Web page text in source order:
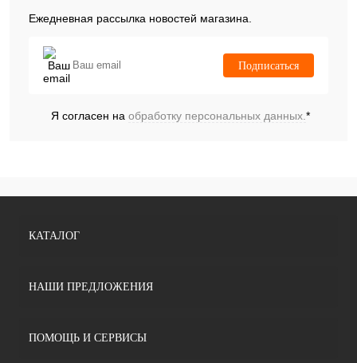
Ежедневная рассылка новостей магазина.
Подписаться
Я согласен на обработку персональных данных.*
КАТАЛОГ
НАШИ ПРЕДЛОЖЕНИЯ
ПОМОЩЬ И СЕРВИСЫ